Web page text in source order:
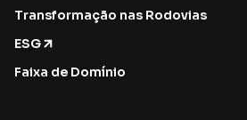
Transformação nas Rodovias
ESG
Faixa de Domínio